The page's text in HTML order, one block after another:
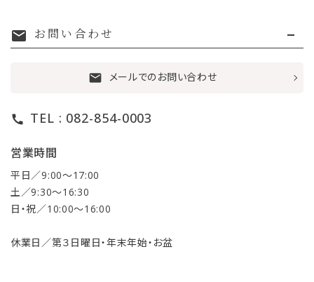
mail お問い合わせ
mail メールでのお問い合わせ
call TEL : 082-854-0003
営業時間
平日／9:00〜17:00
土／9:30〜16:30
日・祝／10:00〜16:00
休業日／第３日曜日・年末年始・お盆